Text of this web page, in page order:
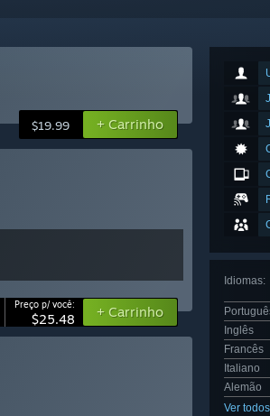
Idiomas:
Inglês
Francês
Italiano
Alemão
Ver
$19.99 + Carrinho
Preço p/ você:
$25.48 + Carrinho